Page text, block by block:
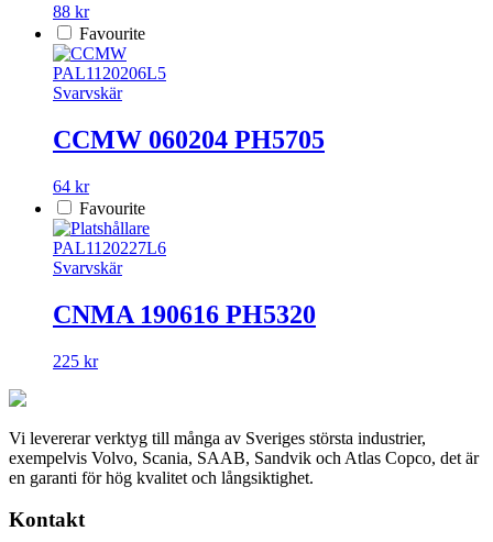
88 kr
Favourite
PAL1120206L5
Svarvskär
CCMW 060204 PH5705
64 kr
Favourite
PAL1120227L6
Svarvskär
CNMA 190616 PH5320
225 kr
Vi levererar verktyg till många av Sveriges största industrier,
exempelvis Volvo, Scania, SAAB, Sandvik och Atlas Copco, det är
en garanti för hög kvalitet och långsiktighet.
Kontakt